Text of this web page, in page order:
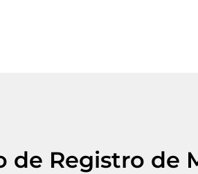
de Registro de